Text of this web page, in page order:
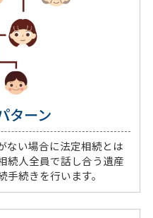
ターン
ない場合に法定相続とは
続人全員で話し合う遺産
続きを行います。